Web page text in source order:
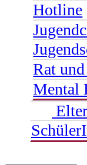
Hotline
Rat
Mental